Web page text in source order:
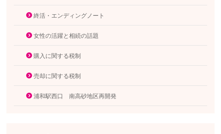
終活・エンディングノート
女性の活躍と相続の話題
購入に関する税制
売却に関する税制
浦和駅西口 南高砂地区再開発